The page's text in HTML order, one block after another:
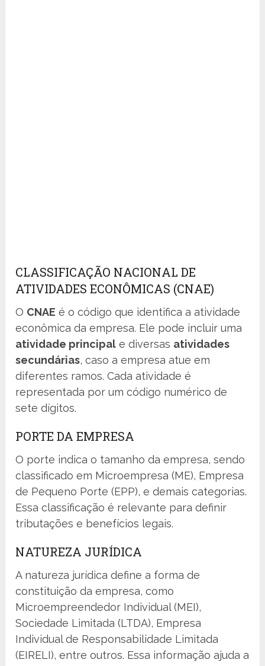
CLASSIFICAÇÃO NACIONAL DE
ATIVIDADES ECONÔMICAS (CNAE)
O CNAE é o código que identifica a atividade
econômica da empresa. Ele pode incluir uma
atividade principal e diversas atividades
secundárias, caso a empresa atue em
diferentes ramos. Cada atividade é
representada por um código numérico de
sete dígitos.
PORTE DA EMPRESA
O porte indica o tamanho da empresa, sendo
classificado em Microempresa (ME), Empresa
de Pequeno Porte (EPP), e demais categorias.
Essa classificação é relevante para definir
tributações e benefícios legais.
NATUREZA JURÍDICA
A natureza jurídica define a forma de
constituição da empresa, como
Microempreendedor Individual (MEI),
Sociedade Limitada (LTDA), Empresa
Individual de Responsabilidade Limitada
(EIRELI), entre outros. Essa informação ajuda a